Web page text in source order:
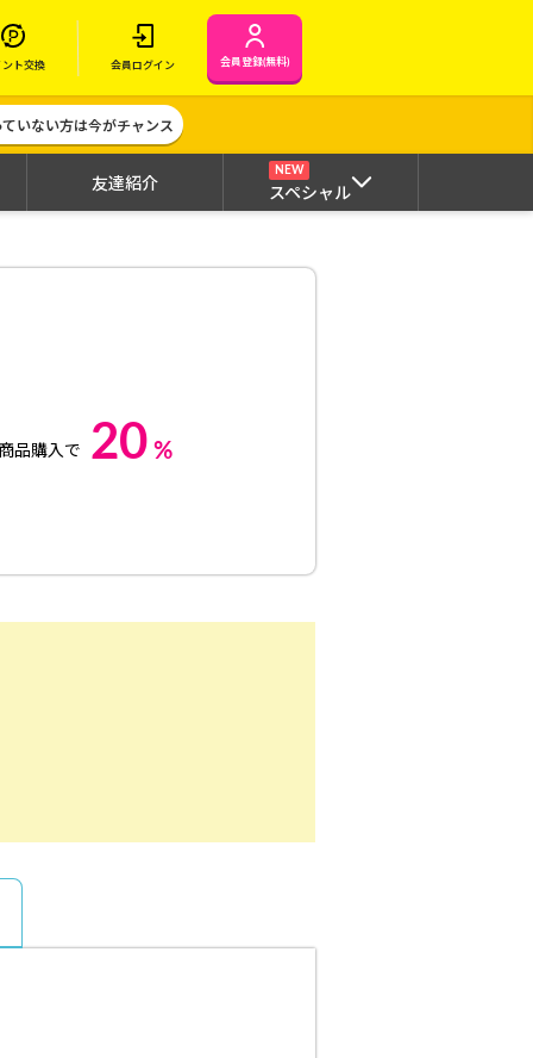
ント交換 会員ログイン 会員登録(無料)
いない方は今がチャンス
友達紹介
NEW
スペシャル
品購入で 20 %